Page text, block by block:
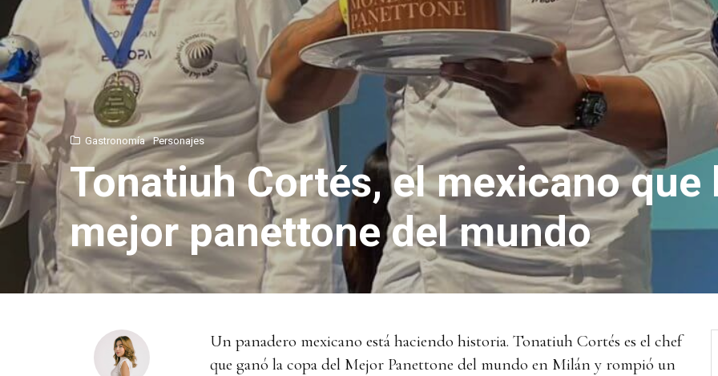
Gastronomía Personajes
Tonatiuh Cortés, el mexicano que
mejor panettone del mundo
Un panadero mexicano está haciendo historia. Tonatiuh Cortés es el chef
que ganó la copa del Mejor Panettone del mundo en Milán y rompió un